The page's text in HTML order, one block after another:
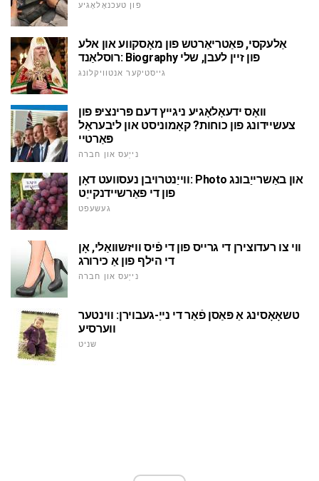
פון טעכנאָלאָגיע
אַלעקסי, פּאַטריאַרטש פון מאָסקווע און אלע
רוסלאַנד: Biography פון זיין לעבן, שלי
גייסטיקער אנטוויקלונג
וואָס ידעאָלאָגיע ניגייץ דעם פּרינציפּ פון
צעשיידונג פון כוחות? קאָמוניסט און ליבעראַל
פּאַרטיי
נייַעס און חברה
ווייַנטרויבן נעסוועט דאָן: Photo און באַשרייַבונג
פון די פאַרשיידנקייַט
געשעפט
ווי צו רעדוצירן די גרייס פון די פֿיס וויזשוואַלי, אָן
די הילף פון אַ כירורג
נייַעס און חברה
טשאָאָסינג אַ פּאַסן פֿאַר די נייַ-געבוירן: ווינטער
ווערסיע
שניט